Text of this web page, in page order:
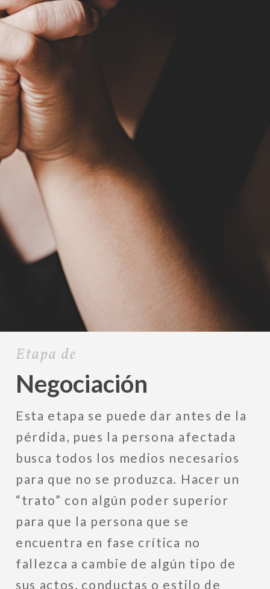
Etapa de
Negociación
Esta etapa se puede dar antes de la
pérdida, pues la persona afectada
busca todos los medios necesarios
para que no se produzca. Hacer un
“trato” con algún poder superior
para que la persona que se
encuentra en fase crítica no
fallezca a cambie de algún tipo de
sus actos, conductas o estilo de